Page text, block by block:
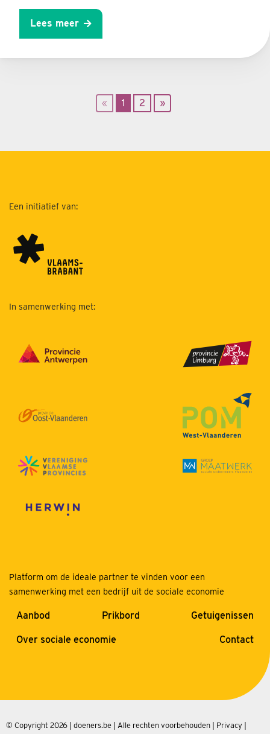
Lees meer
« 1 2 »
Een initiatief van:
In samenwerking met:
Platform om de ideale partner te vinden voor een
samenwerking met een bedrijf uit de sociale economie
Aanbod Prikbord Getuigenissen
Over sociale economie Contact
© Copyright 2026 | doeners.be | Alle rechten voorbehouden | Privacy